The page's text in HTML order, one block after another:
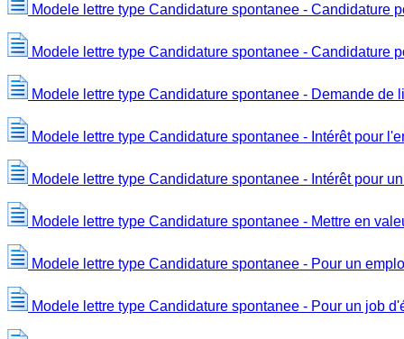
Modele lettre type Candidature spontanee - Candidature
Modele lettre type Candidature spontanee - Candidature
Modele lettre type Candidature spontanee - Demande de
Modele lettre type Candidature spontanee - Intérêt pour
Modele lettre type Candidature spontanee - Intérêt pour
Modele lettre type Candidature spontanee - Mettre en
Modele lettre type Candidature spontanee - Pour un
Modele lettre type Candidature spontanee - Pour un job